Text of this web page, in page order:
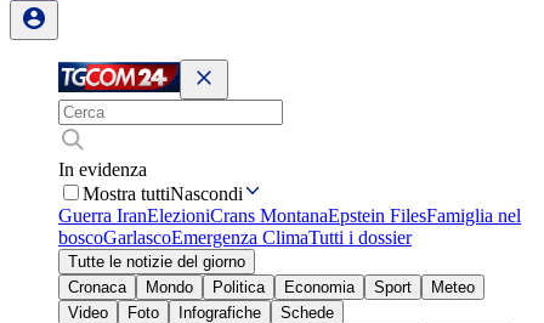
In evidenza
Mostra tuttiNascondi
Guerra IranElezioniCrans MontanaEpstein FilesFamiglia nel
boscoGarlascoEmergenza ClimaTutti i dossier
Tutte le notizie del giorno
Cronaca
Mondo Politica Economia Sport
Meteo
Video
Foto Infografiche
Schede